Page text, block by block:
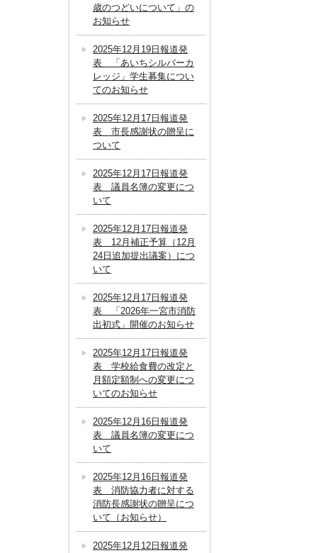
歳のつどいについて」の
お知らせ
2025年12月19日報道発
表 「あいちシルバーカ
レッジ」学生募集につい
てのお知らせ
2025年12月17日報道発
表 市長感謝状の贈呈に
ついて
2025年12月17日報道発
表 議員名簿の変更につ
いて
2025年12月17日報道発
表 12月補正予算（12月
24日追加提出議案）につ
いて
2025年12月17日報道発
表 「2026年一宮市消防
出初式」開催のお知らせ
2025年12月17日報道発
表 学校給食費の改定と
月額定額制への変更につ
いてのお知らせ
2025年12月16日報道発
表 議員名簿の変更につ
いて
2025年12月16日報道発
表 消防協力者に対する
消防長感謝状の贈呈につ
いて（お知らせ）
2025年12月12日報道発